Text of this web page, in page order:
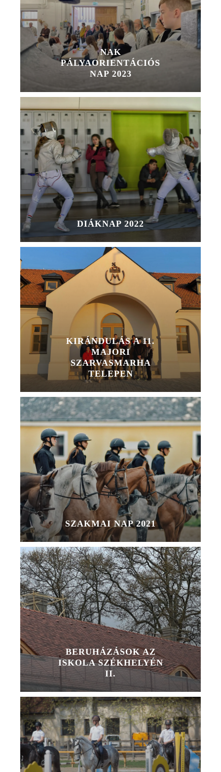
NAK
PÁLYAORIENTÁCIÓS
NAP 2023
DIÁKNAP 2022
KIRÁNDULÁS A 11.
MAJORI
SZARVASMARHA
TELEPEN
SZAKMAI NAP 2021
BERUHÁZÁSOK AZ
ISKOLA SZÉKHELYÉN
II.